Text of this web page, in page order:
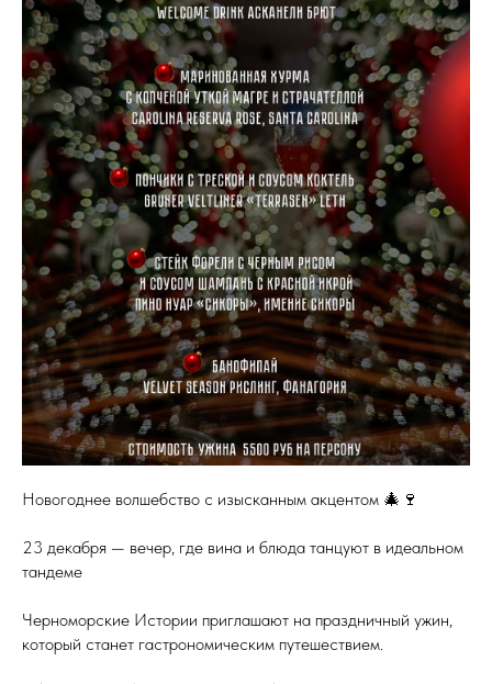
Новогоднее волшебство с изысканным акцентом 🎄🍷
23 декабря — вечер, где вина и блюда танцуют в идеальном
тандеме
Черноморские Истории приглашают на праздничный ужин,
который станет гастрономическим путешествием.